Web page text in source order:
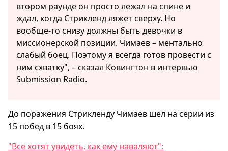
втором раунде он просто лежал на спине и
ждал, когда Стрикленд ляжет сверху. Но
вообще-то снизу должны быть девочки в
миссионерской позиции. Чимаев – ментально
слабый боец. Поэтому я всегда готов провести с
ним схватку", – сказал Ковингтон в интервью
Submission Radio.
До поражения Стрикленду Чимаев шёл на серии из
15 побед в 15 боях.
"Все хотят увидеть, как ему наваляют":